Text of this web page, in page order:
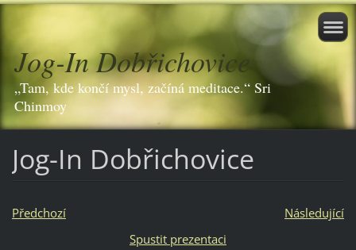
Jog-In Dobřichovice
„Tam, kde končí mysl, začíná meditace.“ Sri
Chinmoy
Jog-In Dobřichovice
Předchozí
Následující
Spustit prezentaci